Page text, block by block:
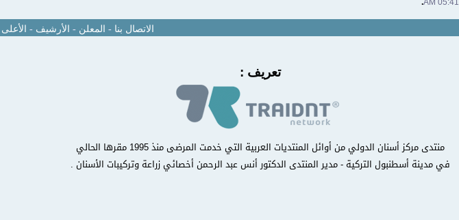
05:41 AM
.
الاتصال بنا - المعلن - الأرشيف - الأعلى
تعريف :
منتدى مركز أسنان الدولي من أوائل المنتديات العربية التي خدمت المرضى منذ 1995 مقرها الحالي
في مدينة أسطنبول التركية - مدير المنتدى الدكتور أنس عبد الرحمن أخصائي زراعة وتركيبات الأسنان .